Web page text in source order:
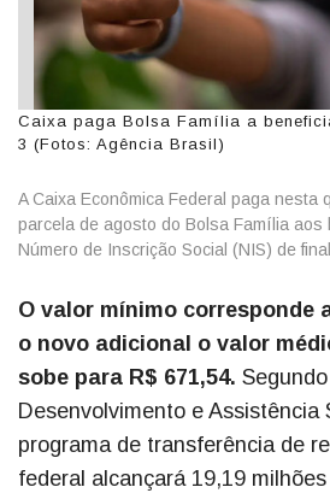
Caixa paga Bolsa Família a
3 (Fotos: Agência Brasil)
A Caixa Econômica Federal paga nesta
parcela de agosto do Bolsa Família aos
Número de Inscrição Social (NIS) de
O valor mínimo corresponde
o novo adicional o valor
sobe para R$ 671,54.
Desenvolvimento e Assistência
programa de transferência de
federal alcançará 19,19